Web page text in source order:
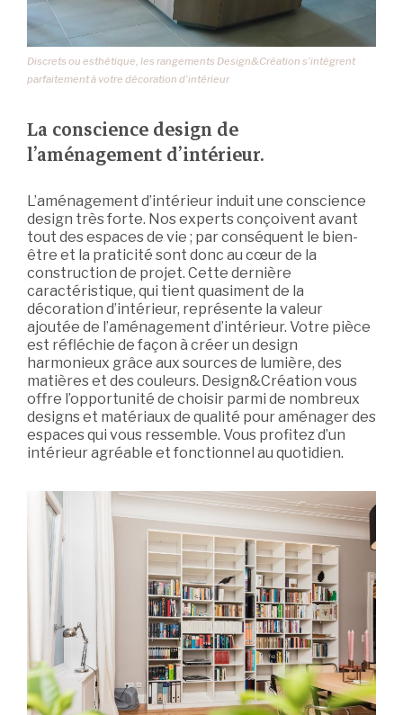
Discrets ou esthétique, les rangements Design&Création s’intègrent
parfaitement à votre décoration d’intérieur
La conscience design de
l’aménagement d’intérieur.
L’aménagement d’intérieur induit une conscience
design très forte. Nos experts conçoivent avant
tout des espaces de vie ; par conséquent le bien-
être et la praticité sont donc au cœur de la
construction de projet. Cette dernière
caractéristique, qui tient quasiment de la
décoration d’intérieur, représente la valeur
ajoutée de l’aménagement d’intérieur. Votre pièce
est réfléchie de façon à créer un design
harmonieux grâce aux sources de lumière, des
matières et des couleurs. Design&Création vous
offre l’opportunité de choisir parmi de nombreux
designs et matériaux de qualité pour aménager des
espaces qui vous ressemble. Vous profitez d’un
intérieur agréable et fonctionnel au quotidien.